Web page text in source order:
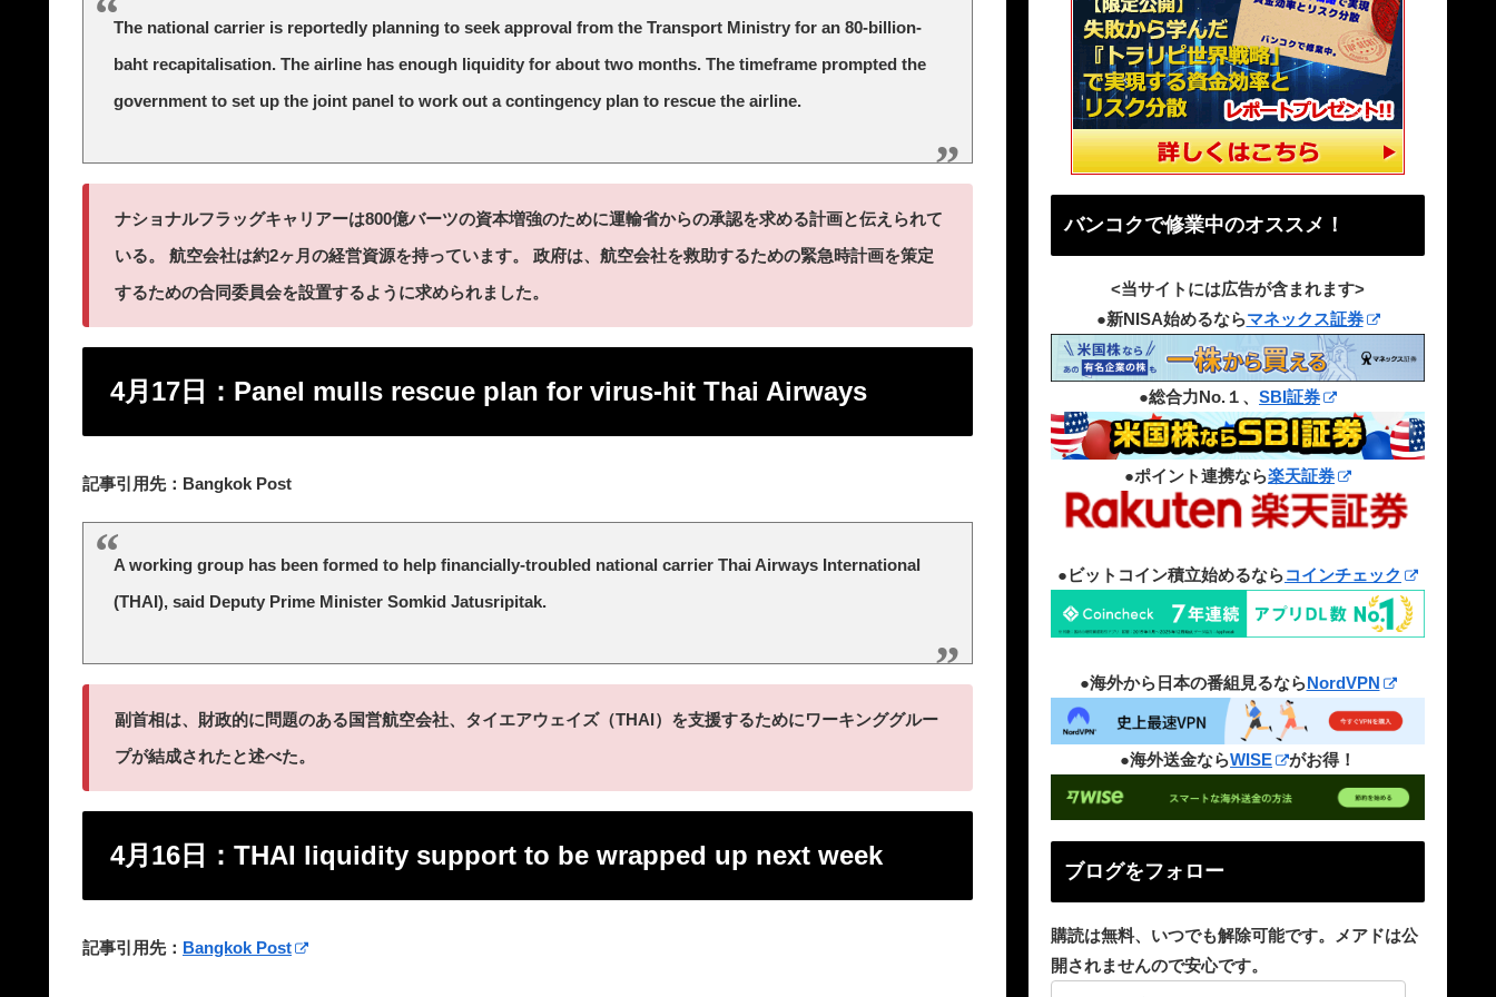
The national carrier is reportedly planning to seek approval from the Transport Ministry for an 80-billion-
baht recapitalisation. The airline has enough liquidity for about two months. The timeframe prompted the
government to set up the joint panel to work out a contingency plan to rescue the airline.
ナショナルフラッグキャリアーは800億バーツの資本増強のために運輸省からの承認を求める計画と伝えられて
いる。 航空会社は約2ヶ月の経営資源を持っています。 政府は、航空会社を救助するための緊急時計画を策定
するための合同委員会を設置するように求められました。
4月17日：Panel mulls rescue plan for virus-hit Thai Airways
記事引用先：Bangkok Post
A working group has been formed to help financially-troubled national carrier Thai Airways International
(THAI), said Deputy Prime Minister Somkid Jatusripitak.
副首相は、財政的に問題のある国営航空会社、タイエアウェイズ（THAI）を支援するためにワーキンググルー
プが結成されたと述べた。
4月16日：THAI liquidity support to be wrapped up next week
記事引用先： Bangkok Post
バンコクで修業中のオススメ！
<当サイトには広告が含まれます>
●新NISA始めるならマネックス証券
●総合力No.１、 SBI証券
●ポイント連携なら楽天証券
●ビットコイン積立始めるならコインチェック
●海外から日本の番組見るならNordVPN
●海外送金ならWISE がお得！
ブログをフォロー
購読は無料、いつでも解除可能です。メアドは公
開されませんので安心です。